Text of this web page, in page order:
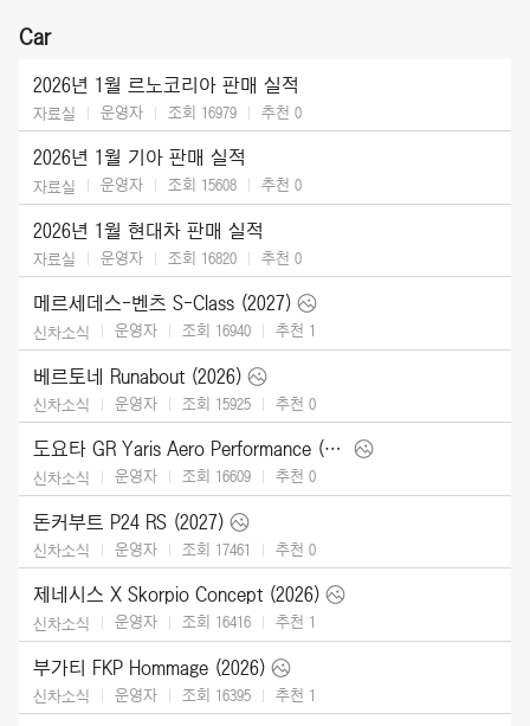
Car
2026년 1월 르노코리아 판매 실적
자료실 운영자 조회 16979 추천 0
2026년 1월 기아 판매 실적
자료실 운영자 조회 15608 추천 0
2026년 1월 현대차 판매 실적
자료실 운영자 조회 16820 추천 0
메르세데스-벤츠 S-Class (2027)
신차소식 운영자 조회 16940 추천 1
베르토네 Runabout (2026)
신차소식 운영자 조회 15925 추천 0
도요타 GR Yaris Aero Performance (2026)
신차소식 운영자 조회 16609 추천 0
돈커부트 P24 RS (2027)
신차소식 운영자 조회 17461 추천 0
제네시스 X Skorpio Concept (2026)
신차소식 운영자 조회 16416 추천 1
부가티 FKP Hommage (2026)
신차소식 운영자 조회 16395 추천 1